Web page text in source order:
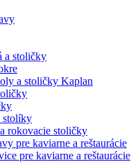
a stoličky
a stoličky Kaplan
stolíky
rokovacie stoličky
pre kaviarne a reštaurácie
pre kaviarne a reštaurácie